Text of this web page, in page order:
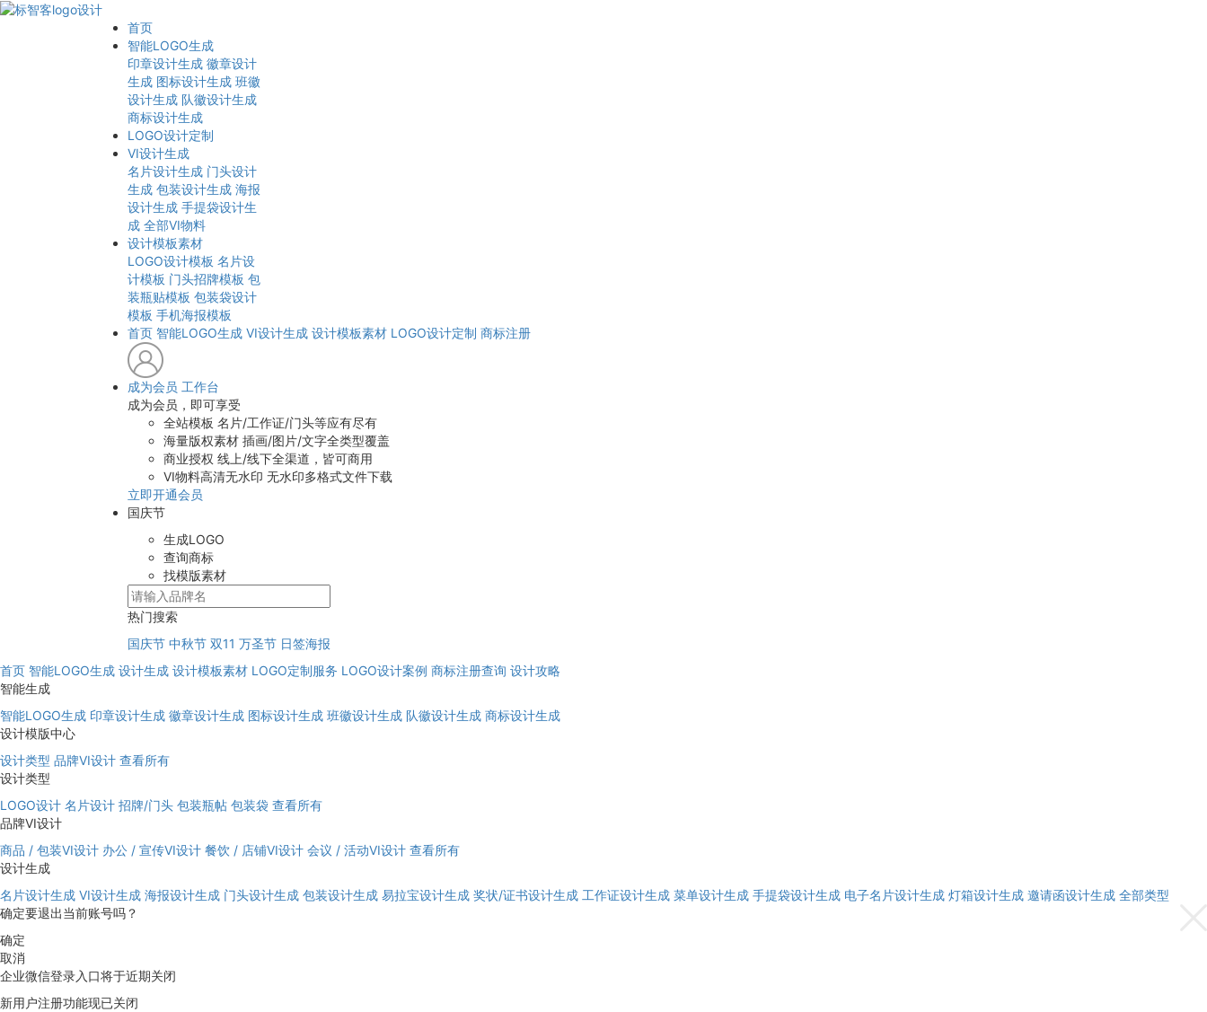
首页
智能LOGO生成
印章设计生成 徽章设计
生成 图标设计生成 班徽
设计生成 队徽设计生成
商标设计生成
LOGO设计定制
VI设计生成
名片设计生成 门头设计
生成 包装设计生成 海报
设计生成 手提袋设计生
成 全部VI物料
设计模板素材
LOGO设计模板 名片设
计模板 门头招牌模板 包
装瓶贴模板 包装袋设计
模板 手机海报模板
首页 智能LOGO生成 VI设计生成 设计模板素材 LOGO设计定制 商标注册
成为会员 工作台
成为会员，即可享受
全站模板 名片/工作证/门头等应有尽有
海量版权素材 插画/图片/文字全类型覆盖
商业授权 线上/线下全渠道，皆可商用
VI物料高清无水印 无水印多格式文件下载
立即开通会员
国庆节
生成LOGO
查询商标
找模版素材
热门搜索
国庆节 中秋节 双11 万圣节 日签海报
首页 智能LOGO生成 设计生成 设计模板素材 LOGO定制服务 LOGO设计案例 商标注册查询 设计攻略
智能生成
智能LOGO生成 印章设计生成 徽章设计生成 图标设计生成 班徽设计生成 队徽设计生成 商标设计生成
设计模版中心
设计类型 品牌VI设计 查看所有
设计类型
LOGO设计 名片设计 招牌/门头 包装瓶帖 包装袋 查看所有
品牌VI设计
商品 / 包装VI设计 办公 / 宣传VI设计 餐饮 / 店铺VI设计 会议 / 活动VI设计 查看所有
设计生成
名片设计生成 VI设计生成 海报设计生成 门头设计生成 包装设计生成 易拉宝设计生成 奖状/证书设计生成 工作证设计生成 菜单设计生成 手提袋设计生成 电子名片设计生成 灯箱设计生成 邀请函设计生成 全部类型
确定要退出当前账号吗？
确定
取消
企业微信登录入口将于近期关闭
新用户注册功能现已关闭